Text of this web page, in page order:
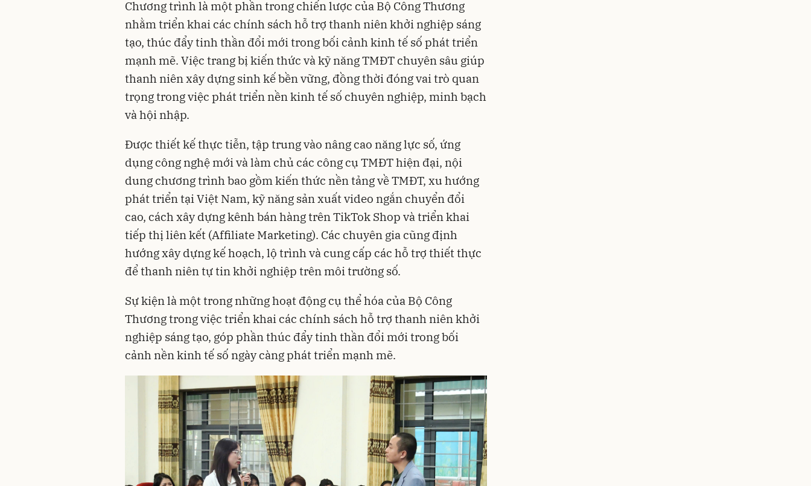
Chương trình là một phần trong chiến lược của Bộ Công Thương
nhằm triển khai các chính sách hỗ trợ thanh niên khởi nghiệp sáng
tạo, thúc đẩy tinh thần đổi mới trong bối cảnh kinh tế số phát triển
mạnh mẽ. Việc trang bị kiến thức và kỹ năng TMĐT chuyên sâu giúp
thanh niên xây dựng sinh kế bền vững, đồng thời đóng vai trò quan
trọng trong việc phát triển nền kinh tế số chuyên nghiệp, minh bạch
và hội nhập.
Được thiết kế thực tiễn, tập trung vào nâng cao năng lực số, ứng
dụng công nghệ mới và làm chủ các công cụ TMĐT hiện đại, nội
dung chương trình bao gồm kiến thức nền tảng về TMĐT, xu hướng
phát triển tại Việt Nam, kỹ năng sản xuất video ngắn chuyển đổi
cao, cách xây dựng kênh bán hàng trên TikTok Shop và triển khai
tiếp thị liên kết (Affiliate Marketing). Các chuyên gia cũng định
hướng xây dựng kế hoạch, lộ trình và cung cấp các hỗ trợ thiết thực
để thanh niên tự tin khởi nghiệp trên môi trường số.
Sự kiện là một trong những hoạt động cụ thể hóa của Bộ Công
Thương trong việc triển khai các chính sách hỗ trợ thanh niên khởi
nghiệp sáng tạo, góp phần thúc đẩy tinh thần đổi mới trong bối
cảnh nền kinh tế số ngày càng phát triển mạnh mẽ.